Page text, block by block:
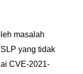
masalah
yang tidak
CVE-2021-